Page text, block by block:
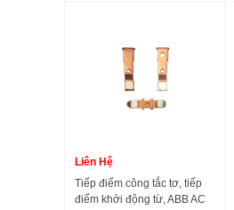
30, AX 260-30, AX 300-30,
Liên Hệ
Tiếp điểm công tắc tơ, tiếp
điểm khởi động từ, ABB AC